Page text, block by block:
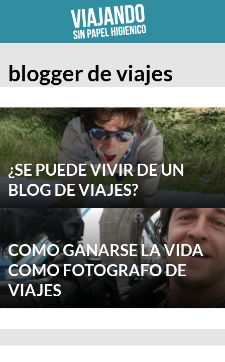
blogger de viajes
¿SE PUEDE VIVIR DE UN
BLOG DE VIAJES?
COMO GANARSE LA VIDA
COMO FOTOGRAFO DE
VIAJES